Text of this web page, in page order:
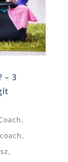
– 3
,
,
,